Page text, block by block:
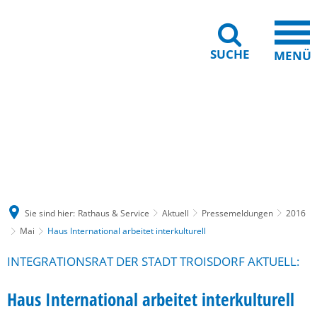
SUCHE MENÜ
Sie sind hier: Rathaus & Service Aktuell Pressemeldungen
2016
Mai
Haus International arbeitet interkulturell
INTEGRATIONSRAT DER STADT TROISDORF AKTUELL:
Haus International arbeitet interkulturell